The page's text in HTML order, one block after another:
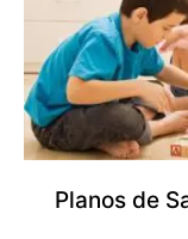
Planos de